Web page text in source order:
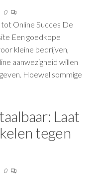
0
Online Succes De
Een goedkope
kleine bedrijven,
aanwezigheid willen
Hoewel sommige
Laat
tegen
0